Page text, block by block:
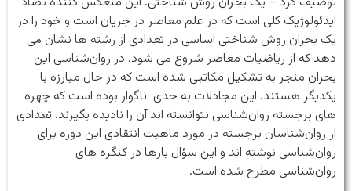
ایدئولوژیک کلی است که در علم معاصر در جریان است و خود را در
یک بحران روش شناختی اساسی در تعدادی از رشته ها نشان می
دهد که از ریاضیات معاصر شروع می شود. در روان‌شناسی این
بحران منجر به تشکیل مکاتبی شده است که در حال مبارزه با
یکدیگر هستند. این مجادلات به حدی ناگوار بوده است که چهره
های برجسته روان‌شناسی نتوانسته اند آن را نادیده بگیرند. تعدادی
از روان‌شناسان برجسته در مورد ماهیت انتقادی این دوره برای
روان‌شناسی نوشته اند و این سؤال بارها در کنگره های
روان‌شناسی مطرح شده است.